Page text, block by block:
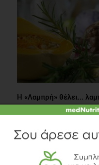
Η «Λαμπρή» θέλει...
Συστάσεις Διατροφής